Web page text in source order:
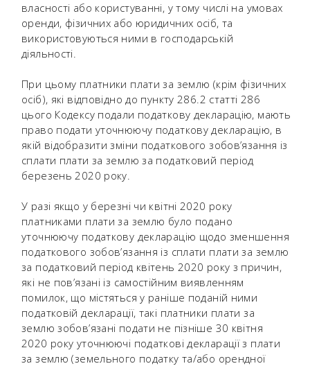
власності або користуванні, у тому числі на умовах
оренди, фізичних або юридичних осіб, та
використовуються ними в господарській
діяльності.
При цьому платники плати за землю (крім фізичних
осіб), які відповідно до пункту 286.2 статті 286
цього Кодексу подали податкову декларацію, мають
право подати уточнюючу податкову декларацію, в
якій відобразити зміни податкового зобов’язання із
сплати плати за землю за податковий період
березень 2020 року.
У разі якщо у березні чи квітні 2020 року
платниками плати за землю було подано
уточнюючу податкову декларацію щодо зменшення
податкового зобов’язання із сплати плати за землю
за податковий період квітень 2020 року з причин,
які не пов’язані із самостійним виявленням
помилок, що містяться у раніше поданій ними
податковій декларації, такі платники плати за
землю зобов’язані подати не пізніше 30 квітня
2020 року уточнюючі податкові декларації з плати
за землю (земельного податку та/або орендної